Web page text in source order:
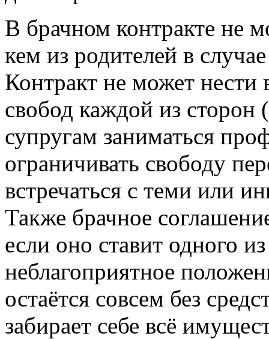
В брачном контракте не
кем из родителей в
Контракт не может нести
свобод каждой из сторон
супругам заниматься
ограничивать свободу
встречаться с теми или
Также брачное
если оно ставит одного
неблагоприятное
остаётся совсем без
забирает себе всё